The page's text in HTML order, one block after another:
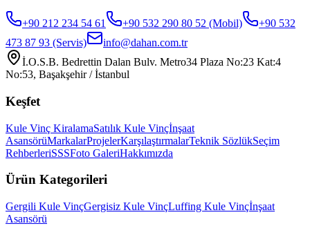
+90 212 234 54 61 +90 532 290 80 52 (Mobil)
+90 532
473 87 93 (Servis)
info@dahan.com.tr
İ.O.S.B. Bedrettin Dalan Bulv. Metro34 Plaza No:23 Kat:4
No:53, Başakşehir / İstanbul
Keşfet
Kule Vinç KiralamaSatılık Kule Vinçİnşaat
AsansörüMarkalarProjelerKarşılaştırmalarTeknik SözlükSeçim
RehberleriSSSFoto GaleriHakkımızda
Ürün Kategorileri
Gergili Kule VinçGergisiz Kule VinçLuffing Kule Vinçİnşaat
Asansörü